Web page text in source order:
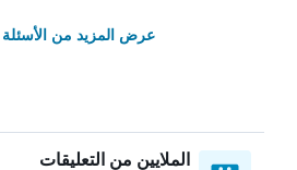
عرض المزيد من الأسئلة
الملايين من التعليقات